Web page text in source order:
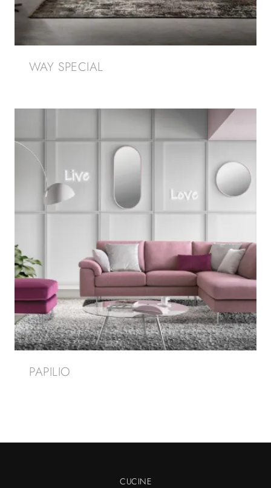
WAY SPECIAL
PAPILIO
CUCINE